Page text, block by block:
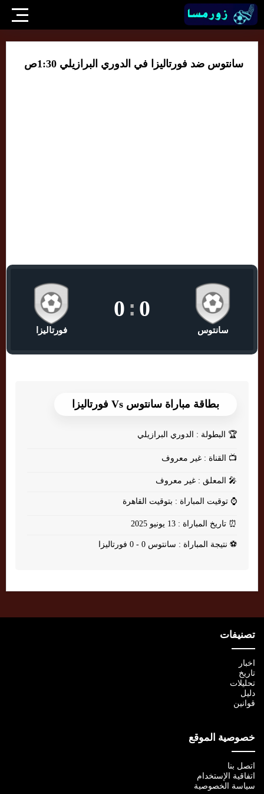
سانتوس ضد فورتاليزا في الدوري البرازيلي 1:30ص
سانتوس
0
:
0
فورتاليزا
بطاقة مباراة سانتوس Vs فورتاليزا
🏆 البطولة : الدوري البرازيلي
📺 القناة : غير معروف
🎤 المعلق : غير معروف
⌚ توقيت المباراة : بتوقيت القاهرة
⏰ تاريخ المباراة : 13 يونيو 2025
⚽ نتيجة المباراة : سانتوس 0 - 0 فورتاليزا
تصنيفات
اخبار
تاريخ
تحليلات
دليل
قوانين
خصوصية الموقع
اتصل بنا
اتفاقية الإستخدام
سياسة الخصوصية